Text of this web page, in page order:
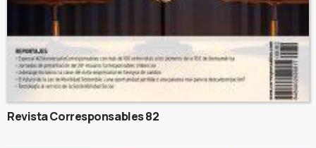
Revista Corresponsables 82